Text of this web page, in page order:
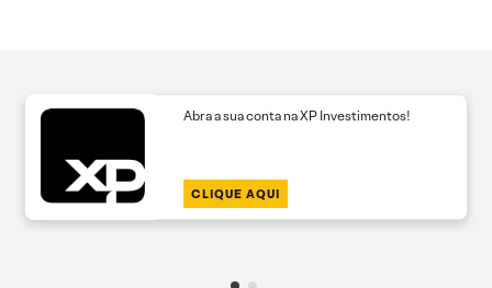
Abra a sua conta na XP Investimentos!
CLIQUE AQUI